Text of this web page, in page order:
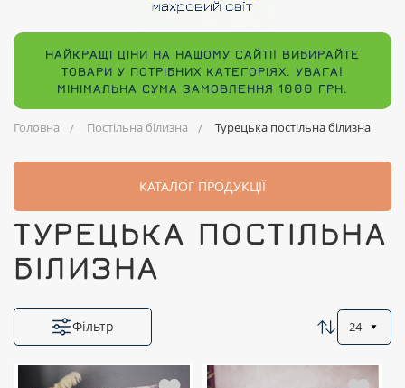
НАЙКРАЩІ ЦІНИ НА НАШОМУ САЙТІ! ВИБИРАЙТЕ
ТОВАРИ У ПОТРІБНИХ КАТЕГОРІЯХ. УВАГА!
МІНІМАЛЬНА СУМА ЗАМОВЛЕННЯ 1000 ГРН.
Головна Постільна білизна Турецька постільна білизна
КАТАЛОГ ПРОДУКЦІЇ
ТУРЕЦЬКА ПОСТІЛЬНА
БІЛИЗНА
Фільтр 24